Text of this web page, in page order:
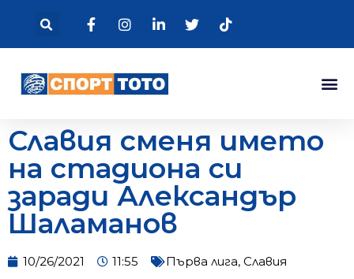
Славия сменя името
на стадиона си
заради Александър
Шаламанов
10/26/2021 11:55 Първа лига, Славия